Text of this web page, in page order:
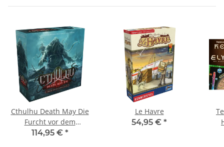
Cthulhu Death May Die
Furcht vor dem
Unbekannten
114,95 € *
Le Havre
54,95 € *